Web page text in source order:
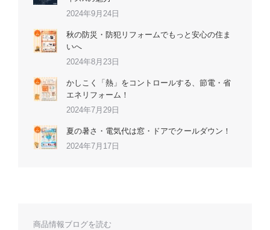
2024年9月24日
秋の防災・防犯リフォームでもっと安心の住ま
いへ
2024年8月23日
かしこく「熱」をコントロールする、節電・省
エネリフォーム！
2024年7月29日
夏の暑さ・電気代は窓・ドアでクールダウン！
2024年7月17日
商品情報ブログを読む